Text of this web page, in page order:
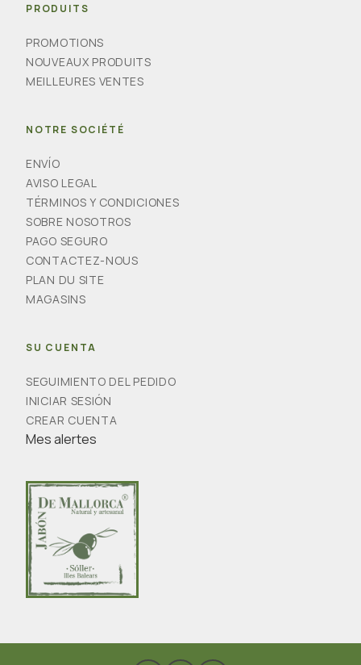
PRODUITS
PROMOTIONS
NOUVEAUX PRODUITS
MEILLEURES VENTES
NOTRE SOCIÉTÉ
ENVÍO
AVISO LEGAL
TÉRMINOS Y CONDICIONES
SOBRE NOSOTROS
PAGO SEGURO
CONTACTEZ-NOUS
PLAN DU SITE
MAGASINS
SU CUENTA
SEGUIMIENTO DEL PEDIDO
INICIAR SESIÓN
CREAR CUENTA
Mes alertes